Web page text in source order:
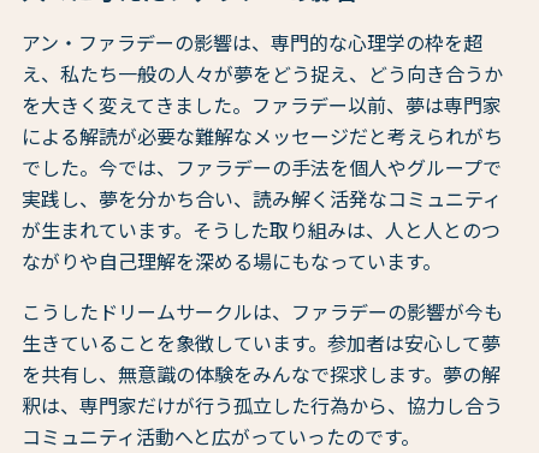
アン・ファラデーの影響は、専門的な心理学の枠を超
え、私たち一般の人々が夢をどう捉え、どう向き合うか
を大きく変えてきました。ファラデー以前、夢は専門家
による解読が必要な難解なメッセージだと考えられがち
でした。今では、ファラデーの手法を個人やグループで
実践し、夢を分かち合い、読み解く活発なコミュニティ
が生まれています。そうした取り組みは、人と人とのつ
ながりや自己理解を深める場にもなっています。
こうしたドリームサークルは、ファラデーの影響が今も
生きていることを象徴しています。参加者は安心して夢
を共有し、無意識の体験をみんなで探求します。夢の解
釈は、専門家だけが行う孤立した行為から、協力し合う
コミュニティ活動へと広がっていったのです。